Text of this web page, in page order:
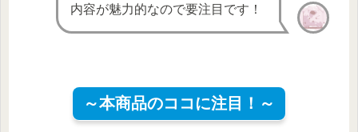
内容が魅力的なので要注目です！
～本商品のココに注目！～